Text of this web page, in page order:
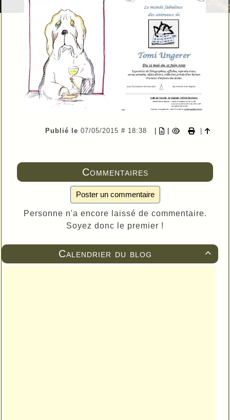
Publié le 07/05/2015 # 18:38 | | |
Commentaires
Poster un commentaire
Personne n'a encore laissé de commentaire.
Soyez donc le premier !

Calendrier du blog